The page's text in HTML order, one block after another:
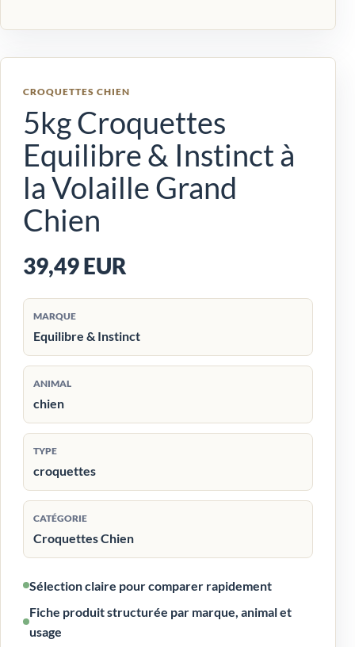
CROQUETTES CHIEN
5kg Croquettes
Equilibre & Instinct à
la Volaille Grand
Chien
39,49 EUR
MARQUE
Equilibre & Instinct
ANIMAL
chien
TYPE
croquettes
CATÉGORIE
Croquettes Chien
Sélection claire pour comparer rapidement
Fiche produit structurée par marque, animal et
usage